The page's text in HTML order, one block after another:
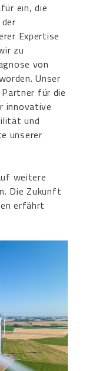
ein, die
Expertise
zu
von
Unser
für die
innovative
und
unserer
weitere
Die Zukunft
erfährt